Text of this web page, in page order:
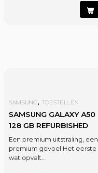
SAMSUNG, TOESTELLEN
SAMSUNG GALAXY A50
128 GB REFURBISHED
Een premium uitstraling, een
premium gevoel Het eerste
wat opvalt…